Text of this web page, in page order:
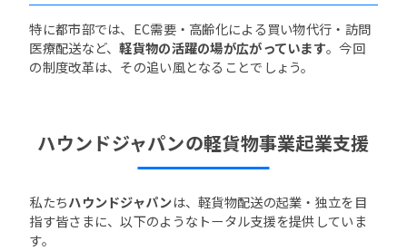
特に都市部では、EC需要・高齢化による買い物代行・訪問
医療配送など、軽貨物の活躍の場が広がっています。今回
の制度改革は、その追い風となることでしょう。
ハウンドジャパンの軽貨物事業起業支援
私たちハウンドジャパンは、軽貨物配送の起業・独立を目
指す皆さまに、以下のようなトータル支援を提供していま
す。